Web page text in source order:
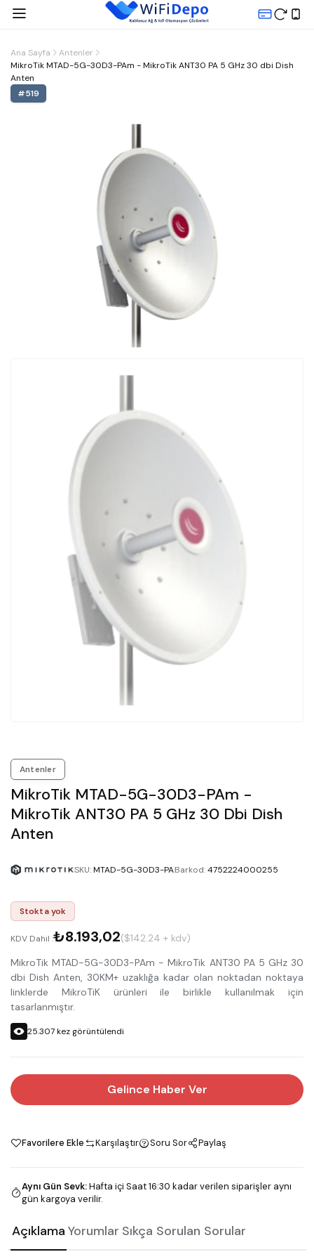
Ana Sayfa
Antenler
MikroTik MTAD-5G-30D3-PAm - MikroTik ANT30 PA 5 GHz 30 dbi Dish
Anten
#519
Antenler
MikroTik MTAD-5G-30D3-PAm -
MikroTik ANT30 PA 5 GHz 30 Dbi Dish
Anten
SKU:MTAD-5G-30D3-PABarkod:4752224000255
Stokta yok
KDV Dahil :₺8.193,02($142.24 + kdv)
MikroTik MTAD-5G-30D3-PAm - MikroTik ANT30 PA 5 GHz 30
dbi Dish Anten, 30KM+ uzaklığa kadar olan noktadan noktaya
linklerde MikroTiK ürünleri ile birlikle kullanılmak için
tasarlanmıştır.
25.307kez görüntülendi
Gelince Haber Ver
Favorilere Ekle Karşılaştır Soru Sor Paylaş
Aynı Gün Sevk:Hafta içi Saat 16:30 kadar verilen siparişler aynı
gün kargoya verilir.
Açıklama Yorumlar Sıkça Sorulan Sorular